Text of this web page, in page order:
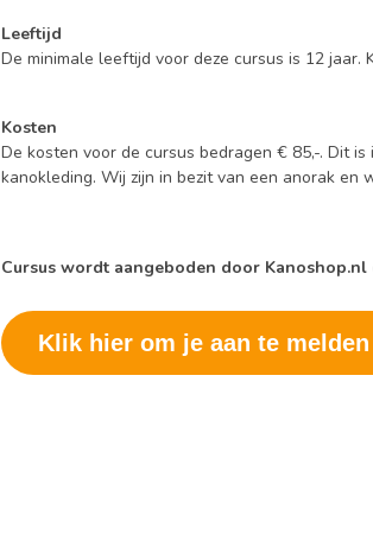
Leeftijd
De minimale leeftijd voor deze cursus is 12 jaar.
Kosten
De kosten voor de cursus bedragen € 85,-. Dit
kanokleding. Wij zijn in bezit van een anorak en
Cursus wordt aangeboden door Kanoshop.nl
Klik hier om je aan te melden